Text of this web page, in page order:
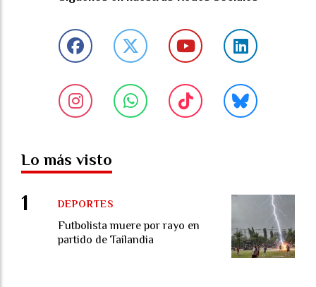
Lo más visto
Futbolista muere por rayo en
partido de Tailandia
DEPORTES